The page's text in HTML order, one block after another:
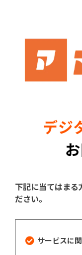
デジ
下記に当てはまる
ださい。
サービスに